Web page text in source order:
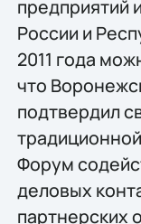
предприятий
России и
2011 года
что
подтвердил
Форум
деловых
партнерских